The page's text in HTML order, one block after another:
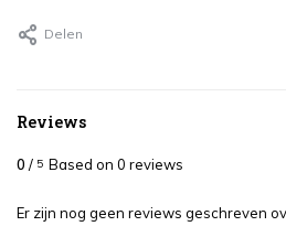
Delen
Reviews
0 / 5 Based on 0 reviews
Er zijn nog geen reviews geschreven